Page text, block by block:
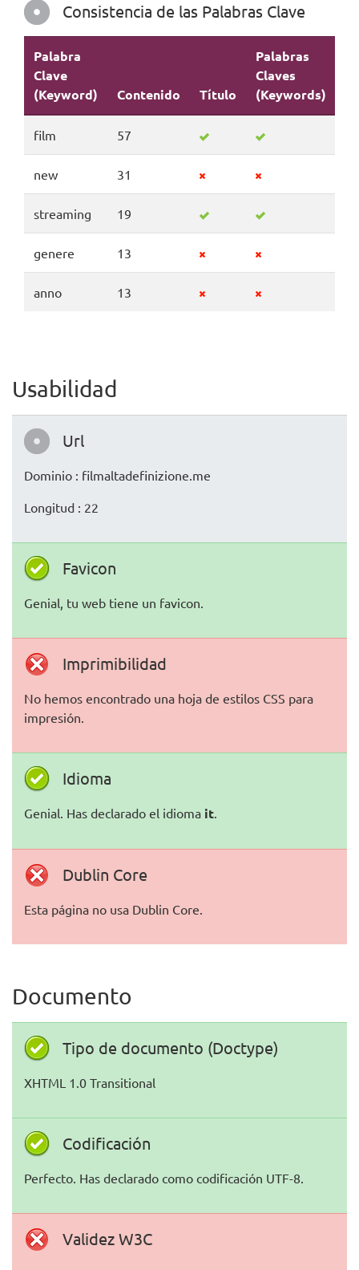
Consistencia de las Palabras Clave
Palabra
Clave
(Keyword)
Contenido Título
Palabras
Claves
(Keywords)
film 57
new 31
streaming 19
genere 13
anno 13
Usabilidad
Url
Dominio : filmaltadefinizione.me
Longitud : 22
Favicon
Genial, tu web tiene un favicon.
Imprimibilidad
No hemos encontrado una hoja de estilos CSS para
impresión.
Idioma
Genial. Has declarado el idioma it.
Dublin Core
Esta página no usa Dublin Core.
Documento
Tipo de documento (Doctype)
XHTML 1.0 Transitional
Codificación
Perfecto. Has declarado como codificación UTF-8.
Validez W3C